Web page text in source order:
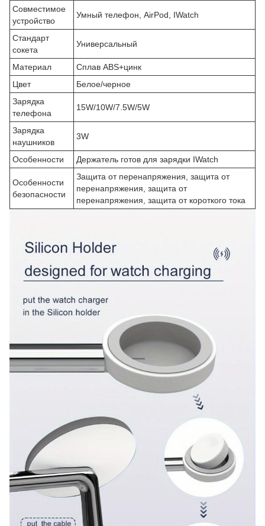
Совместимое
устройство
Умный телефон, AirPod, IWatch
Стандарт
сокета
Универсальный
Материал
Сплав ABS+цинк
Цвет
Белое/черное
Зарядка
телефона
15W/10W/7.5W/5W
Зарядка
наушников
3W
Особенности Держатель готов для зарядки IWatch
Особенности
безопасности
Защита от перенапряжения, защита от
перенапряжения, защита от
перенапряжения, защита от короткого тока